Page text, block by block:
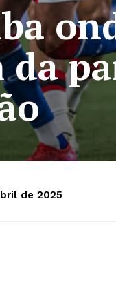
de 2025